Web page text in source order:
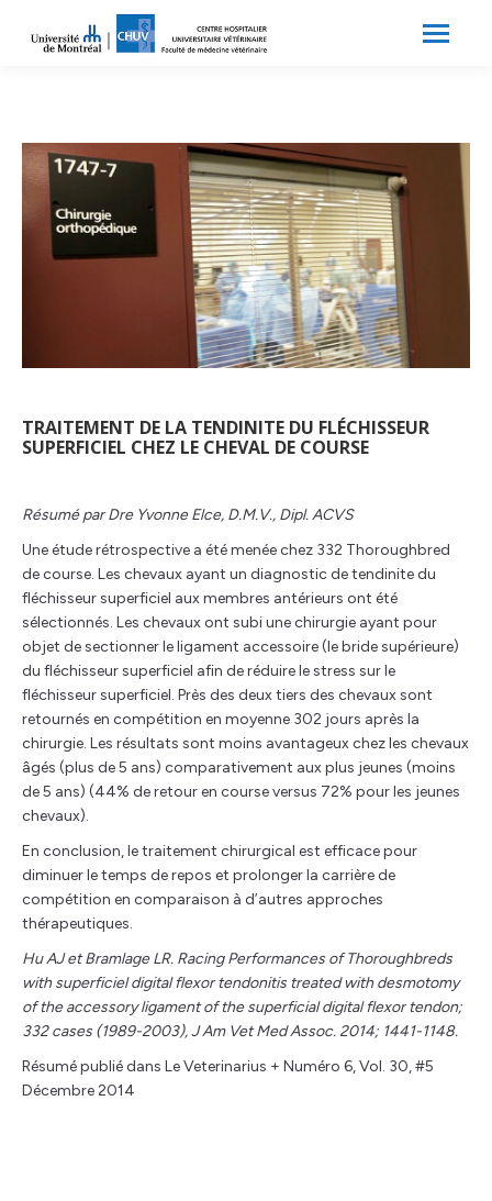
TRAITEMENT DE LA TENDINITE DU FLÉCHISSEUR
SUPERFICIEL CHEZ LE CHEVAL DE COURSE
Résumé par Dre Yvonne Elce, D.M.V., Dipl. ACVS
Une étude rétrospective a été menée chez 332 Thoroughbred
de course. Les chevaux ayant un diagnostic de tendinite du
fléchisseur superficiel aux membres antérieurs ont été
sélectionnés. Les chevaux ont subi une chirurgie ayant pour
objet de sectionner le ligament accessoire (le bride supérieure)
du fléchisseur superficiel afin de réduire le stress sur le
fléchisseur superficiel. Près des deux tiers des chevaux sont
retournés en compétition en moyenne 302 jours après la
chirurgie. Les résultats sont moins avantageux chez les chevaux
âgés (plus de 5 ans) comparativement aux plus jeunes (moins
de 5 ans) (44% de retour en course versus 72% pour les jeunes
chevaux).
En conclusion, le traitement chirurgical est efficace pour
diminuer le temps de repos et prolonger la carrière de
compétition en comparaison à d’autres approches
thérapeutiques.
Hu AJ et Bramlage LR. Racing Performances of Thoroughbreds
with superficiel digital flexor tendonitis treated with desmotomy
of the accessory ligament of the superficial digital flexor tendon;
332 cases (1989-2003), J Am Vet Med Assoc. 2014; 1441-1148.
Résumé publié dans Le Veterinarius + Numéro 6, Vol. 30, #5
Décembre 2014